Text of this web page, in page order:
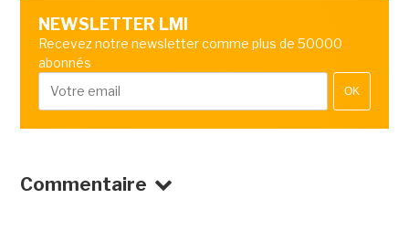
NEWSLETTER LMI
Recevez notre newsletter comme plus de 50000
abonnés
OK
Commentaire